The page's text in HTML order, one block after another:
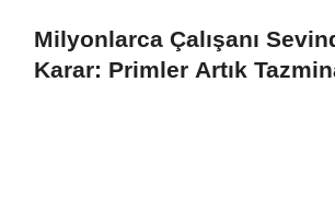
Milyonlarca Çalışanı
Karar: Primler Artık